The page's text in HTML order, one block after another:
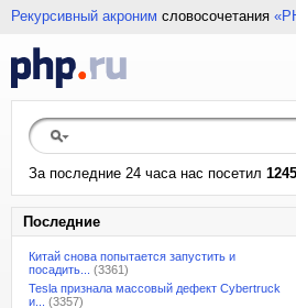
Рекурсивный акроним словосочетания
За последние 24 часа нас посетил
Последние
Китай снова попытается запустить и
посадить...
(3361)
Tesla признала массовый дефект Cybertruck
и...
(3357)